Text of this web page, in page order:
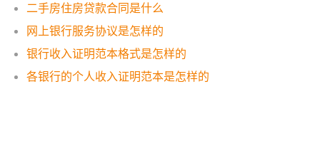
二手房住房贷款合同是什么
网上银行服务协议是怎样的
银行收入证明范本格式是怎样的
各银行的个人收入证明范本是怎样的